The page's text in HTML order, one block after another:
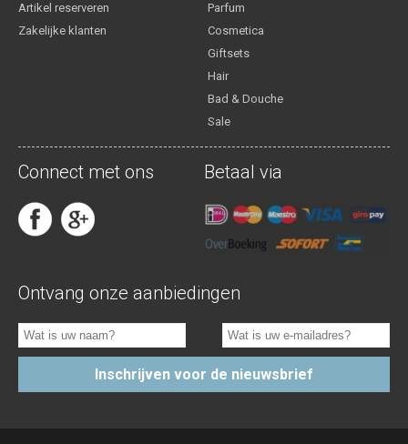
Artikel reserveren
Zakelijke klanten
Parfum
Cosmetica
Giftsets
Hair
Bad & Douche
Sale
Connect met ons Betaal via
Ontvang onze aanbiedingen